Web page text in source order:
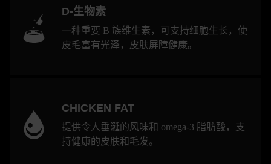
D-生物素
一种重要 B 族维生素，可支持细胞生长，使
皮毛富有光泽，皮肤屏障健康。
CHICKEN FAT
提供令人垂涎的风味和 omega-3 脂肪酸，支
持健康的皮肤和毛发。